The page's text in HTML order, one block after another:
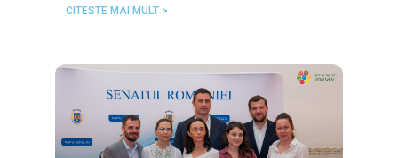
CITESTE MAI MULT >